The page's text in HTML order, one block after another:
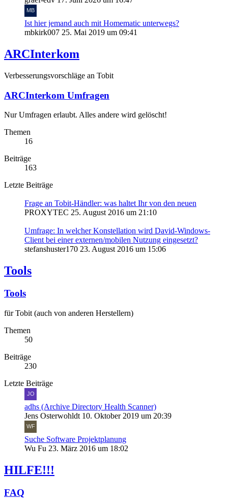
Ist hier jemand auch mit Homematic unterwegs?
mbkirk007 25. Mai 2019 um 09:41
ARCInterkom
Verbesserungsvorschläge an Tobit
ARCInterkom Umfragen
Nur Umfragen erlaubt. Alles andere wird gelöscht!
Themen
16
Beiträge
163
Letzte Beiträge
Frage an Tobit-Händler: was haltet Ihr von den neuen
PROXYTEC 25. August 2016 um 21:10
Umfrage: In welcher Konstellation wird David-Windows-
Client bei einer externen/mobilen Nutzung eingesetzt?
stefanshuster170 23. August 2016 um 15:06
Tools
Tools
für Tobit (auch von anderen Herstellern)
Themen
50
Beiträge
230
Letzte Beiträge
adhs (Archive Directory Health Scanner)
Jens Osterwohldt 10. Oktober 2019 um 20:39
Suche Software Projektplanung
Wu Fu 23. März 2016 um 18:02
HILFE!!!
FAQ